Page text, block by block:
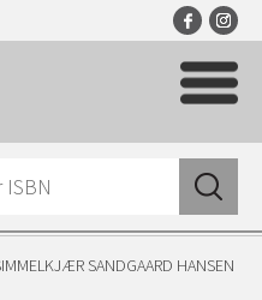
SANDGAARD HANSEN